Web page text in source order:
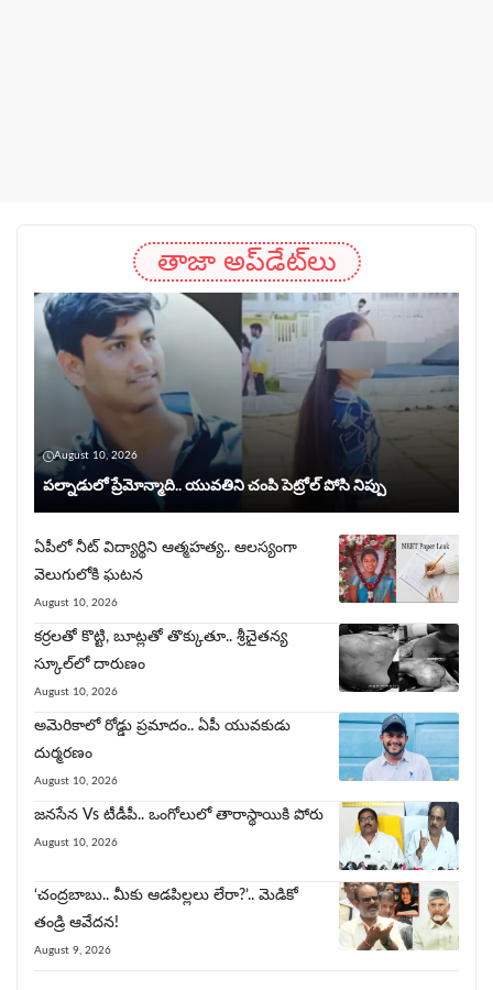
తాజా అప్‌డేట్‌లు
August 10, 2026
పల్నాడులో ప్రేమోన్మాది.. యువ‌తిని చంపి పెట్రోల్ పోసి నిప్పు
ఏపీలో నీట్ విద్యార్థిని ఆత్మహత్య.. ఆలస్యంగా
వెలుగులోకి ఘ‌ట‌న‌
August 10, 2026
కర్రలతో కొట్టి, బూట్లతో తొక్కుతూ.. శ్రీచైతన్య
స్కూల్‌లో దారుణం
August 10, 2026
అమెరికాలో రోడ్డు ప్రమాదం.. ఏపీ యువకుడు
దుర్మరణం
August 10, 2026
జ‌న‌సేన Vs టీడీపీ.. ఒంగోలులో తారాస్థాయికి పోరు
August 10, 2026
‘చంద్రబాబు.. మీకు ఆడపిల్లలు లేరా?’.. మెడికో
తండ్రి ఆవేదన!
August 9, 2026